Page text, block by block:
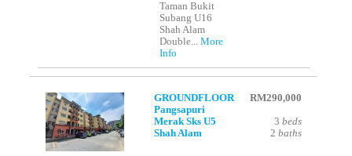
Taman Bukit
Subang U16
Shah Alam
Double...More
Info
GROUNDFLOOR
Pangsapuri
Merak Sks U5
Shah Alam
RM290,000
3 beds
2 baths